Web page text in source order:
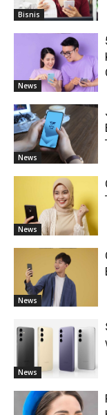
Bisnis
News
News
News
News
News